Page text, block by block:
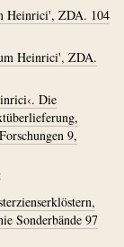
Heinrici', ZDA. 104
Heinrici', ZDA.
Die
9,
Sonderbände 97